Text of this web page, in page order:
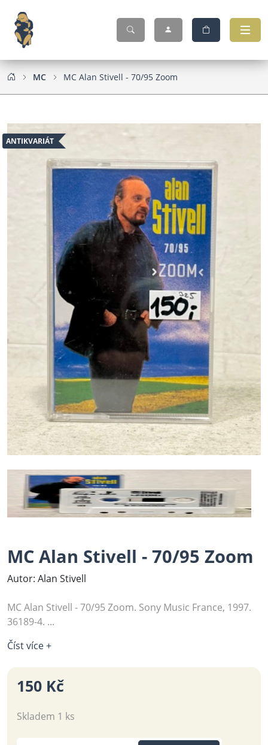
MC MC Alan Stivell - 70/95 Zoom
ANTIKVARIÁT
MC Alan Stivell - 70/95 Zoom
Autor: Alan Stivell
MC Alan Stivell - 70/95 Zoom. Sony Music France, 1997.
36189-4. ...
Číst více +
150 Kč
Skladem 1 ks